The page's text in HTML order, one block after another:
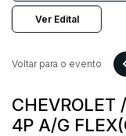
Ver Edital
CHEVROLET
4P A/G
Voltar para o evento